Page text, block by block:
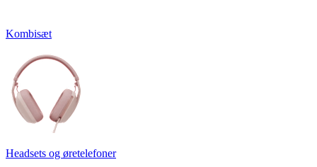
Kombisæt
Headsets og øretelefoner